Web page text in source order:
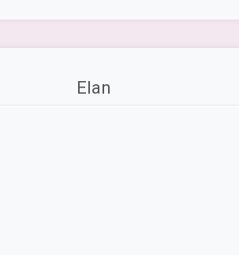
Elan